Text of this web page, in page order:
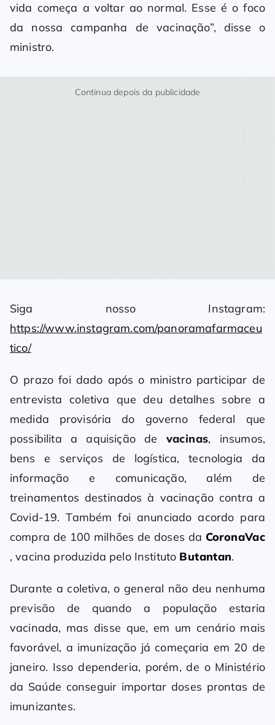
vida começa a voltar ao normal. Esse é o foco
da nossa campanha de vacinação”, disse o
ministro.
Continua depois da publicidade
Siga nosso Instagram:
https://www.instagram.com/panoramafarmaceu
tico/
O prazo foi dado após o ministro participar de
entrevista coletiva que deu detalhes sobre a
medida provisória do governo federal que
possibilita a aquisição de vacinas, insumos,
bens e serviços de logística, tecnologia da
informação e comunicação, além de
treinamentos destinados à vacinação contra a
Covid-19. Também foi anunciado acordo para
compra de 100 milhões de doses da CoronaVac
, vacina produzida pelo Instituto Butantan.
Durante a coletiva, o general não deu nenhuma
previsão de quando a população estaria
vacinada, mas disse que, em um cenário mais
favorável, a imunização já começaria em 20 de
janeiro. Isso dependeria, porém, de o Ministério
da Saúde conseguir importar doses prontas de
imunizantes.